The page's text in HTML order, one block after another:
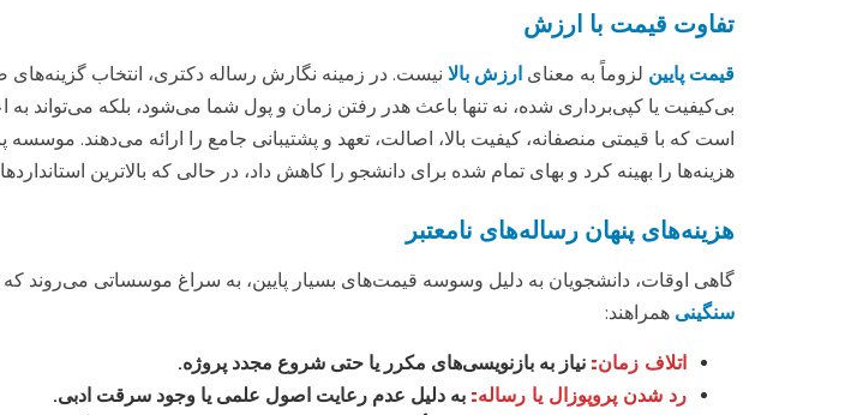
تفاوت قیمت با ارزش
قیمت پایین لزوماً به معنای ارزش بالا نیست. در زمینه نگارش رساله دکتری، انتخاب
بی‌کیفیت یا کپی‌برداری شده، نه تنها باعث هدر رفتن زمان و پول شما می‌شود، بلکه می‌تواند
است که با قیمتی منصفانه، کیفیت بالا، اصالت، تعهد و پشتیبانی جامع را ارائه می‌دهند.
هزینه‌ها را بهینه کرد و بهای تمام شده برای دانشجو را کاهش داد، در حالی که بالاترین
هزینه‌های پنهان رساله‌های نامعتبر
گاهی اوقات، دانشجویان به دلیل وسوسه قیمت‌های بسیار پایین، به سراغ موسساتی می‌روند که
سنگینی همراهند:
اتلاف زمان: نیاز به بازنویسی‌های مکرر یا حتی شروع مجدد پروژه.
رد شدن پروپوزال یا رساله: به دلیل عدم رعایت اصول علمی یا وجود سرقت ادبی.